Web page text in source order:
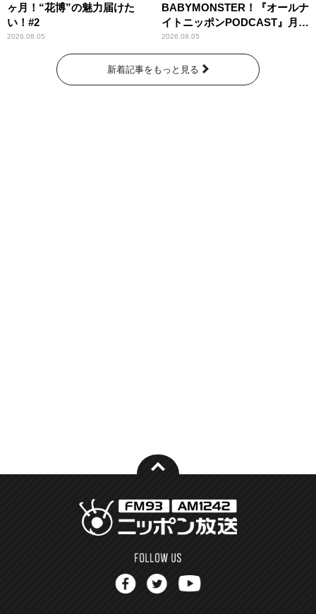
ヶ月！“花博”の魅力届けた
い！#2
2026.08.05
BABYMONSTER！『オールナ
イトニッポンPODCAST』月替
わりパーソナリティ
2026.08.05
新着記事をもっと見る